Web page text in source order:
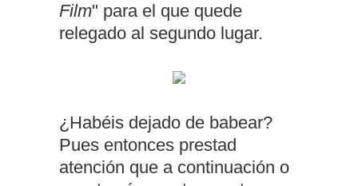
Film" para el que quede
relegado al segundo lugar.
¿Habéis dejado de babear?
Pues entonces prestad
atención que a continuación o